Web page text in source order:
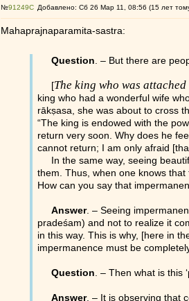
№91249 Добавлено: Сб 26 Мар 11, 08:56 (15 лет
Mahaprajnaparamita-sastra:
Question . – But there are
[The king who was
king who had a wonderful wife
rākṣasa, she was about to cross
“The king is endowed with the
return very soon. Why does he
cannot return; I am only afraid
In the same way, seeing
them. Thus, when one knows
How can you say that
Answer. – Seeing
pradeśam) and not to realize it
in this way. This is why, [here in
impermanence must be
Question . – Then what is this
Answer. – It is observing that